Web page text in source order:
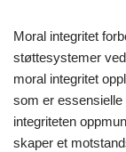
Moral integritet
støttesystemer
moral integritet
som er
integriteten
skaper et